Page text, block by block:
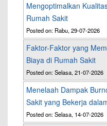
Mengoptimalkan
Rumah Sakit
Posted on: Rabu, 29-07-2026
Faktor-Faktor yang
Biaya di Rumah Sakit
Posted on: Selasa, 21-07-2026
Menelaah Dampak
Sakit yang Bekerja
Posted on: Selasa, 14-07-2026